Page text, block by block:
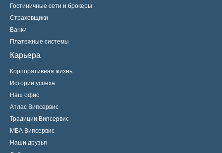
Гостиничные сети и брокеры
Страховщики
Банки
Платежные системы
Карьера
Корпоративная жизнь
Истории успеха
Наш офис
Атлас Випсервис
Традиции Випсервис
МБА Випсервис
Наши друзья